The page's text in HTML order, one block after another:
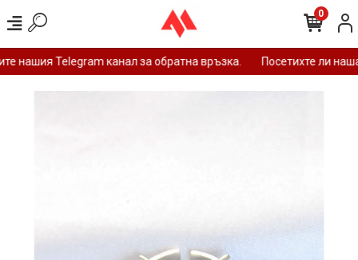
нашия Telegram канал за обратна връзка. Посетихте ли
0